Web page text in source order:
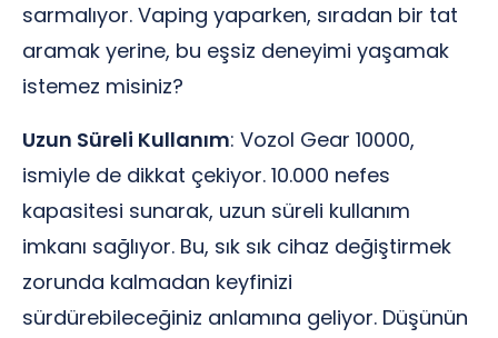
sarmalıyor. Vaping yaparken, sıradan bir tat
aramak yerine, bu eşsiz deneyimi yaşamak
istemez misiniz?
Uzun Süreli Kullanım: Vozol Gear 10000,
ismiyle de dikkat çekiyor. 10.000 nefes
kapasitesi sunarak, uzun süreli kullanım
imkanı sağlıyor. Bu, sık sık cihaz değiştirmek
zorunda kalmadan keyfinizi
sürdürebileceğiniz anlamına geliyor. Düşünün